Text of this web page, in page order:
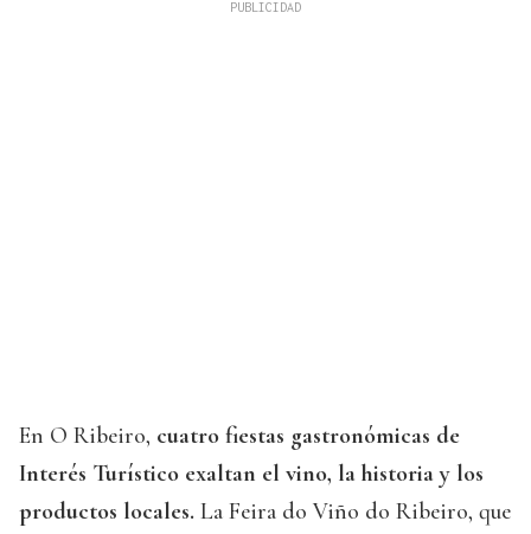
En O Ribeiro, cuatro fiestas gastronómicas de
Interés Turístico exaltan el vino, la historia y los
productos locales. La Feira do Viño do Ribeiro, que